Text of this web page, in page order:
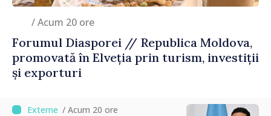
/ Acum 20 ore
Forumul Diasporei // Republica Moldova,
promovată în Elveția prin turism, investiții
și exporturi
/ Acum 20 ore